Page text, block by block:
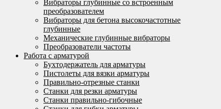
Вибраторы глубинные со встроенным
преобразователем
Вибраторы для бетона высокочастотные
глубинные
Механические глубинные вибраторы
Преобразователи частоты
Работа с арматурой
Бухтодержатель для арматуры
Пистолеты для вязки арматуры
Правильно-отрезные станки
Станки для резки арматуры
Станки правильно-гибочные